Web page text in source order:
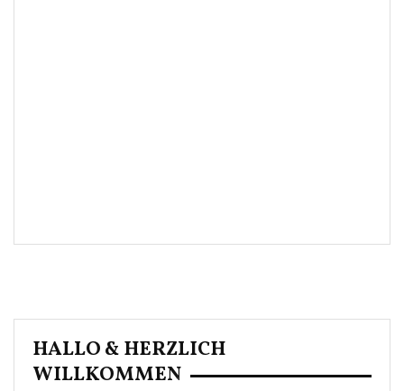
HALLO & HERZLICH
WILLKOMMEN